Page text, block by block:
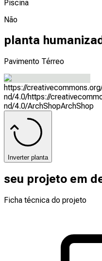
Piscina
Não
planta
Pavimento Térreo
https://
nd/4.0/https://
nd/4.0/ArchShopArchShop
Inverter planta
seu projeto em
Ficha técnica do projeto